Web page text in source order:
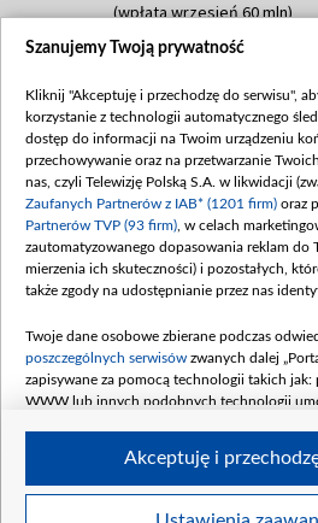
(wpłata wrzesień 60 mln)
Dofinansowanie 635 783
(wpłata wrzesień 100 mln,
mln, listopad 265 mln)
Dofinansowanie 48 862
Data podpisania umowy:
(wpłata grudzień 60,548
Dofinansowanie 900 000
Data podpisania umowy:
kwiecień 180 mln, 7 maja
czerwca 90 mln)
Dofinansowanie 250 000
4 sierpnia 250 mln
Szanujemy Twoją prywatność
Kliknij "Akceptuję i przechodzę do serwisu",
korzystanie z technologii automatycznego
dostęp do informacji na Twoim urządzeniu
przechowywanie oraz na przetwarzanie
nas, czyli Telewizję Polską S.A. w likwidacji
Zaufanych Partnerów z IAB* (1201 firm) oraz
Partnerów TVP (93 firm) , w celach
zautomatyzowanego dopasowania reklam do
mierzenia ich skuteczności) i pozostałych,
także zgody na udostępnianie przez nas
Twoje dane osobowe zbierane podczas
poszczególnych serwisów zwanych dalej
zapisywane za pomocą technologii takich
WWW lub innych podobnych technologii
Twoje dane osobowe zbierane podczas
Akceptuję i